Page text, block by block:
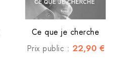
Ce que je cherche
Prix public : 22,90 €